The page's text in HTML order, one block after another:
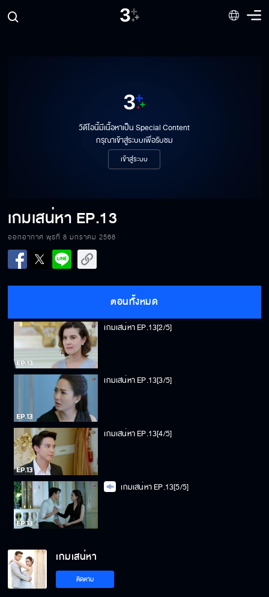
วิดีโอนี้มีเนื้อหาเป็น Special Content
กรุณาเข้าสู่ระบบเพื่อรับชม
เข้าสู่ระบบ
เกมเสน่หา EP.13
ออกอากาศ พุธที่ 8 มกราคม 2568
ตอนทั้งหมด
เกมเสน่หา EP.13[2/5]
เกมเสน่หา EP.13[3/5]
เกมเสน่หา EP.13[4/5]
เกมเสน่หา EP.13[5/5]
เกมเสน่หา
ติดตาม